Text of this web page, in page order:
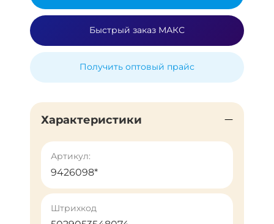
Быстрый заказ МАКС
Получить оптовый прайс
Характеристики
Артикул:
9426098*
Штрихкод